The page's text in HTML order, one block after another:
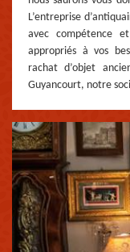
L’entreprise
avec compétence
appropriés à vos
rachat d’objet
Guyancourt, notre